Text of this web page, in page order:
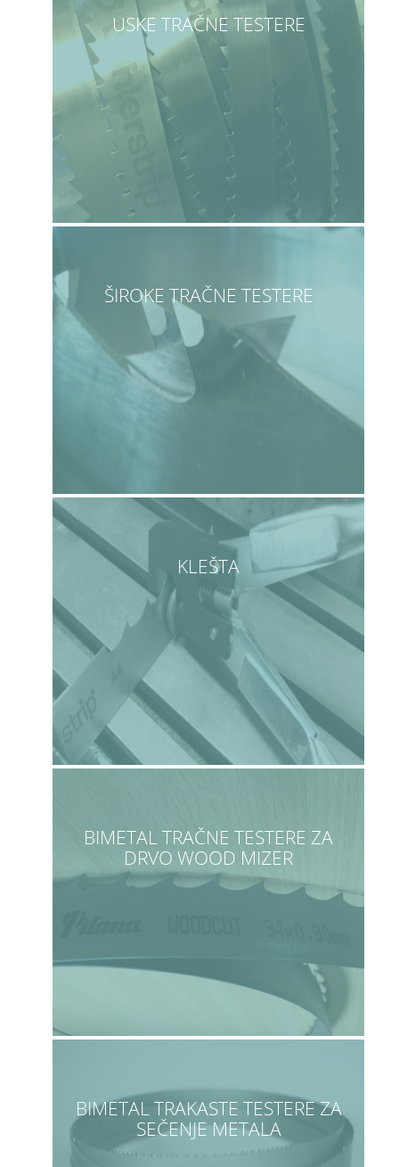
USKE TRAČNE TESTERE
ŠIROKE TRAČNE TESTERE
KLEŠTA
BIMETAL TRAČNE TESTERE ZA
DRVO WOOD MIZER
BIMETAL TRAKASTE TESTERE ZA
SEČENJE METALA